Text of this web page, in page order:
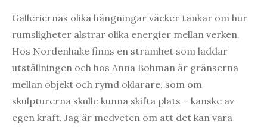
Galleriernas olika hängningar väcker tankar om hur
rumsligheter alstrar olika energier mellan verken.
Hos Nordenhake finns en stramhet som laddar
utställningen och hos Anna Bohman är gränserna
mellan objekt och rymd oklarare, som om
skulpturerna skulle kunna skifta plats – kanske av
egen kraft. Jag är medveten om att det kan vara